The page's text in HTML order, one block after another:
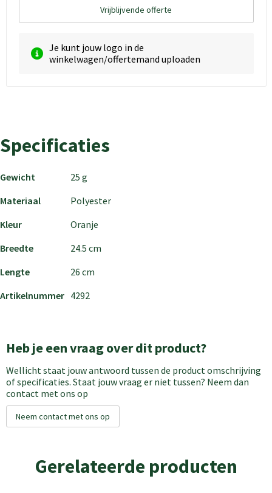
Vrijblijvende offerte
Je kunt jouw logo in de
winkelwagen/offertemand uploaden
Specificaties
Gewicht
25 g
Materiaal
Polyester
Kleur
Oranje
Breedte
24.5 cm
Lengte
26 cm
Artikelnummer 4292
Heb je een vraag over dit product?
Wellicht staat jouw antwoord tussen de product omschrijving
of specificaties. Staat jouw vraag er niet tussen? Neem dan
contact met ons op
Neem contact met ons op
Gerelateerde producten